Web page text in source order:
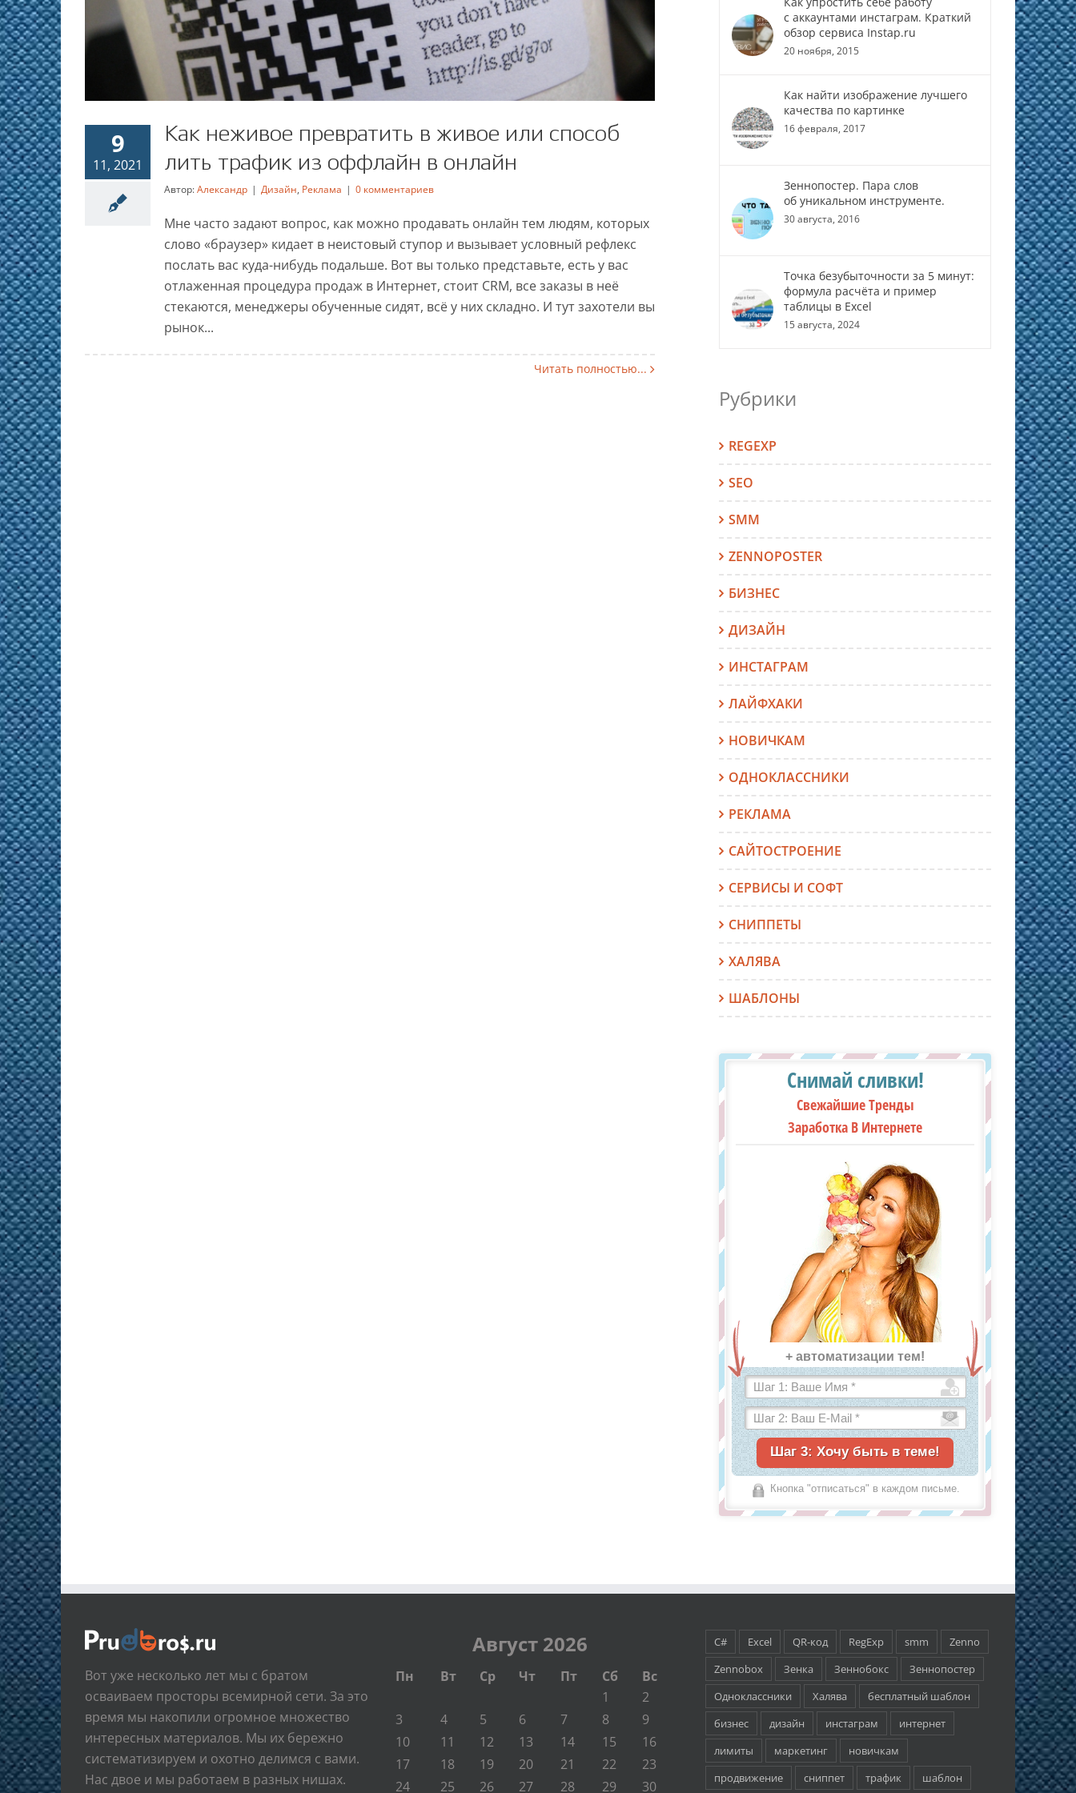
лить трафик из оффлайн в онлайн
Дизайн Реклама
9
11, 2021
Как неживое превратить в живое или способ
лить трафик из оффлайн в онлайн
Автор:Александр | Дизайн, Реклама | 0 комментариев
Мне часто задают вопрос, как можно продавать онлайн тем людям, которых
слово «браузер» кидает в неистовый ступор и вызывает условный рефлекс
послать вас куда-нибудь подальше. Вот вы только представьте, есть у вас
отлаженная процедура продаж в Интернет, стоит CRM, все заказы в неё
стекаются, менеджеры обученные сидят, всё у них складно. И тут захотели вы
рынок...
Читать полностью...
с аккаунтами инстаграм. Краткий
обзор сервиса Instap.ru
20 ноября, 2015
Как найти изображение лучшего
качества по картинке
16 февраля, 2017
Зеннопостер. Пара слов
об уникальном инструменте.
30 августа, 2016
Точка безубыточности за 5 минут:
формула расчёта и пример
таблицы в Excel
15 августа, 2024
Рубрики
REGEXP
SEO
SMM
ZENNOPOSTER
БИЗНЕС
ДИЗАЙН
ИНСТАГРАМ
ЛАЙФХАКИ
НОВИЧКАМ
ОДНОКЛАССНИКИ
РЕКЛАМА
САЙТОСТРОЕНИЕ
СЕРВИСЫ И СОФТ
СНИППЕТЫ
ХАЛЯВА
ШАБЛОНЫ
Снимай сливки!
Свежайшие Тренды
Заработка В Интернете
+ автоматизации тем!
Кнопка "отписаться" в каждом письме.
Вот уже несколько лет мы с братом
осваиваем просторы всемирной сети. За это
время мы накопили огромное множество
интересных материалов. Мы их бережно
систематизируем и охотно делимся с вами.
Нас двое и мы работаем в разных нишах.
Август 2026
Пн Вт Ср Чт Пт Сб
Вс
1
2
3
4 5 6 7 8
9
10
11 12 13 14 15
16
17
18 19 20 21 22
23
24
25 26 27 28 29 30
C# Excel QR-код RegExp smm
Zenno
Zennobox
Зенка Зеннобокс
Зеннопостер
Одноклассники
Халява
бесплатный шаблон
бизнес
дизайн инстаграм
интернет
лимиты
маркетинг
новичкам
продвижение
сниппет трафик шаблон